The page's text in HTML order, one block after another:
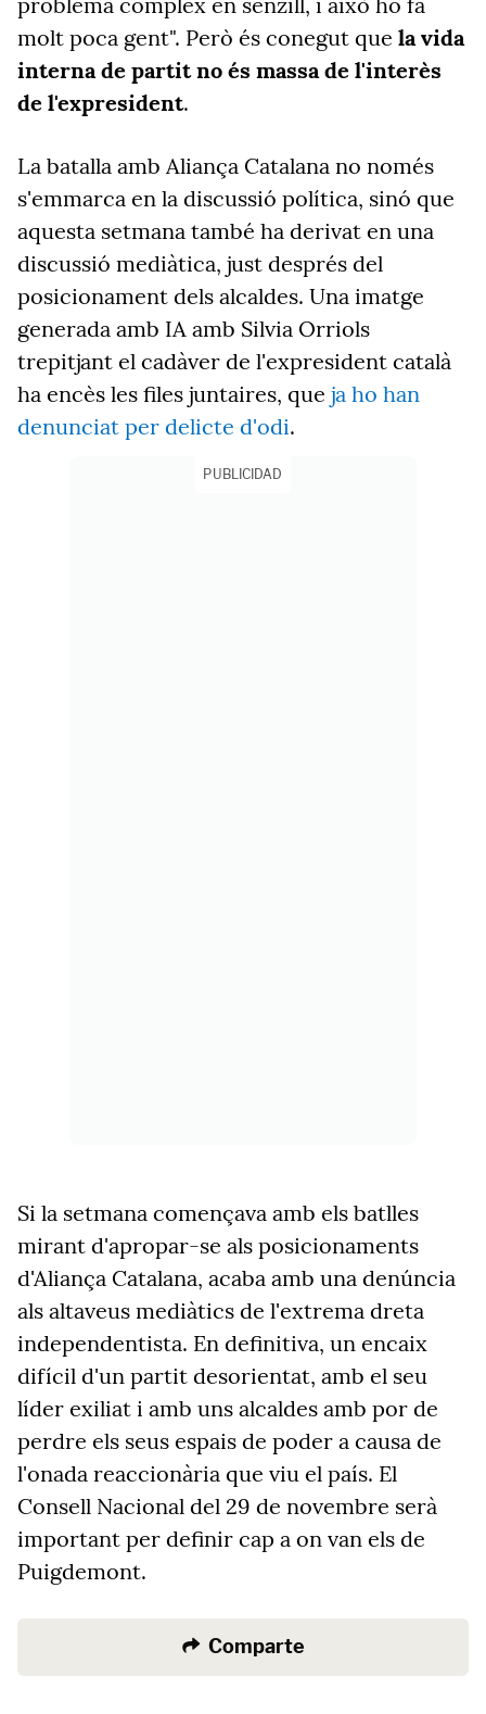
molt poca gent". Però és conegut que la vida
interna de partit no és massa de l'interès
de l'expresident.
La batalla amb Aliança Catalana no només
s'emmarca en la discussió política, sinó que
aquesta setmana també ha derivat en una
discussió mediàtica, just després del
posicionament dels alcaldes. Una imatge
generada amb IA amb Silvia Orriols
trepitjant el cadàver de l'expresident català
ha encès les files juntaires, que ja ho han
denunciat per delicte d'odi.
PUBLICIDAD
Si la setmana començava amb els batlles
mirant d'apropar-se als posicionaments
d'Aliança Catalana, acaba amb una denúncia
als altaveus mediàtics de l'extrema dreta
independentista. En definitiva, un encaix
difícil d'un partit desorientat, amb el seu
líder exiliat i amb uns alcaldes amb por de
perdre els seus espais de poder a causa de
l'onada reaccionària que viu el país. El
Consell Nacional del 29 de novembre serà
important per definir cap a on van els de
Puigdemont.
Comparte